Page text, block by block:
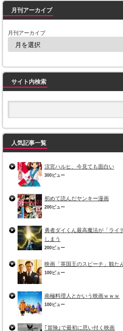
月刊アーカイブ
月刊アーカイブ
サイト内検索
人気記事一覧
涼宮ハルヒ、今見ても面白い
300ビュー
初めて読んだヤンキー漫画
200ビュー
勇者ダイくん最高魔法が「ライ
しまう
200ビュー
映画「英国王のスピーチ」観た
100ビュー
南極料理人とかいう映画ｗｗｗ
100ビュー
｢冒険｣で最初に思い付く映画